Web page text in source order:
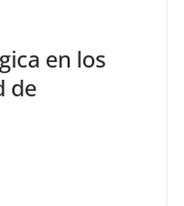
en los
de